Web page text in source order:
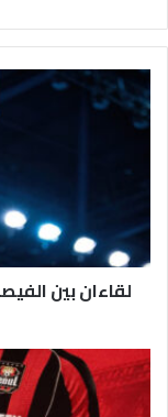
ل
ق
ا
ب
ن
ي
ص
لقاءان بين
ي
ز
ن